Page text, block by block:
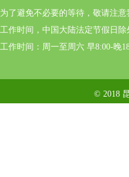
为了避免不必要的等待，敬请注
工作时间，中国大陆法定节假日除
工作时间：周一至周六 早8:00-晚
© 2018